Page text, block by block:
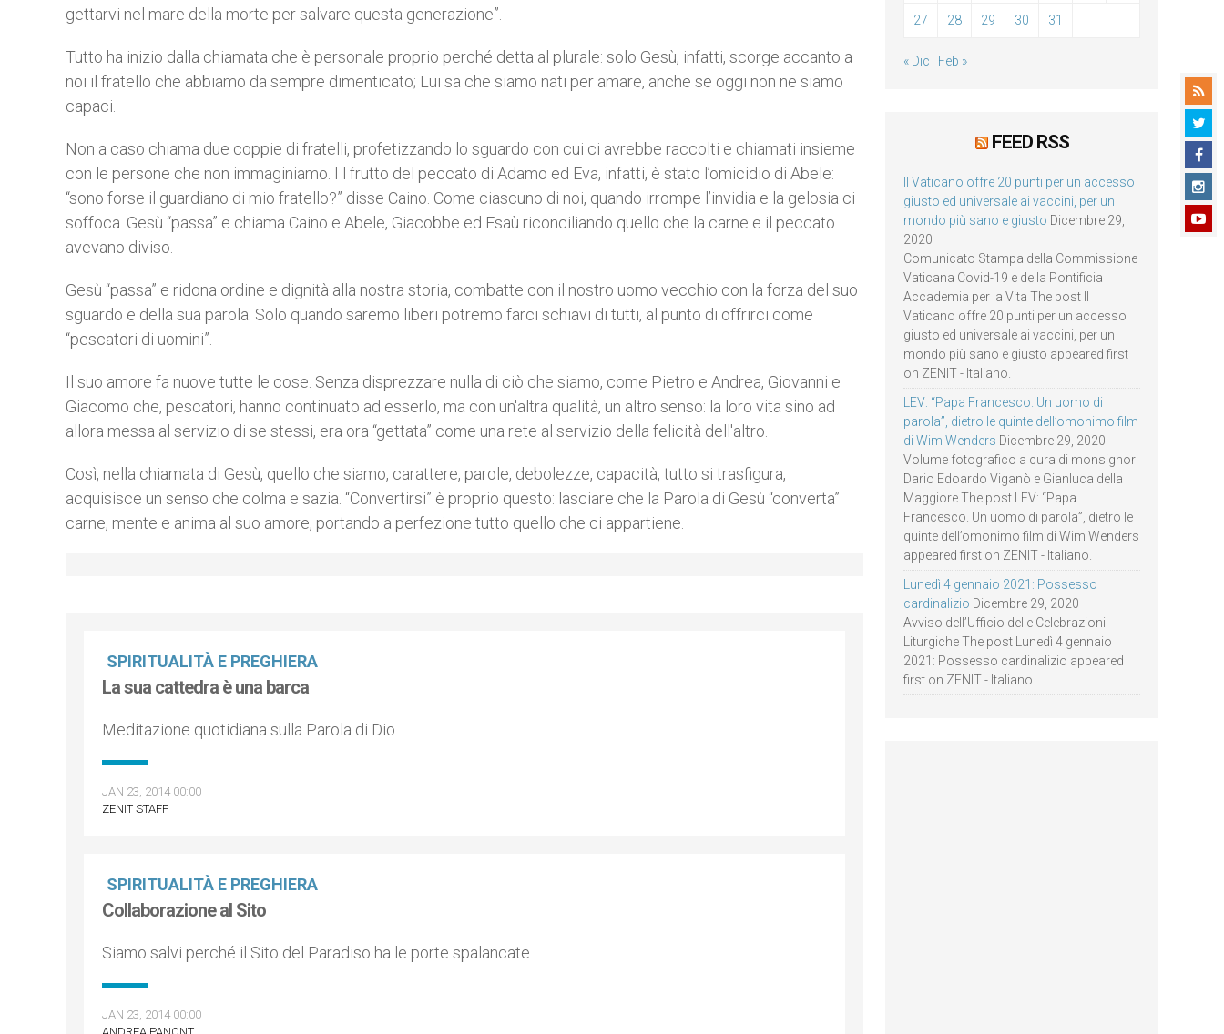
gettarvi nel mare della morte per salvare questa generazione”.
Tutto ha inizio dalla chiamata che è personale proprio perché detta al plurale: solo Gesù, infatti, scorge accanto a
noi il fratello che abbiamo da sempre dimenticato; Lui sa che siamo nati per amare, anche se oggi non ne siamo
capaci.
Non a caso chiama due coppie di fratelli, profetizzando lo sguardo con cui ci avrebbe raccolti e chiamati insieme
con le persone che non immaginiamo. I l frutto del peccato di Adamo ed Eva, infatti, è stato l’omicidio di Abele:
“sono forse il guardiano di mio fratello?” disse Caino. Come ciascuno di noi, quando irrompe l’invidia e la gelosia ci
soffoca. Gesù “passa” e chiama Caino e Abele, Giacobbe ed Esaù riconciliando quello che la carne e il peccato
avevano diviso.
Gesù “passa” e ridona ordine e dignità alla nostra storia, combatte con il nostro uomo vecchio con la forza del suo
sguardo e della sua parola. Solo quando saremo liberi potremo farci schiavi di tutti, al punto di offrirci come
“pescatori di uomini”.
Il suo amore fa nuove tutte le cose. Senza disprezzare nulla di ciò che siamo, come Pietro e Andrea, Giovanni e
Giacomo che, pescatori, hanno continuato ad esserlo, ma con un'altra qualità, un altro senso: la loro vita sino ad
allora messa al servizio di se stessi, era ora “gettata” come una rete al servizio della felicità dell'altro.
Così, nella chiamata di Gesù, quello che siamo, carattere, parole, debolezze, capacità, tutto si trasfigura,
acquisisce un senso che colma e sazia. “Convertirsi” è proprio questo: lasciare che la Parola di Gesù “converta”
carne, mente e anima al suo amore, portando a perfezione tutto quello che ci appartiene.
SPIRITUALITÀ E PREGHIERA
La sua cattedra è una barca
Meditazione quotidiana sulla Parola di Dio
JAN 23, 2014 00:00
ZENIT STAFF
SPIRITUALITÀ E PREGHIERA
Collaborazione al Sito
Siamo salvi perché il Sito del Paradiso ha le porte spalancate
JAN 23, 2014 00:00
27 28 29 30 31
« Dic Feb »
FEED RSS
Il Vaticano offre 20 punti per un accesso
giusto ed universale ai vaccini, per un
mondo più sano e giusto Dicembre 29,
2020
Comunicato Stampa della Commissione
Vaticana Covid-19 e della Pontificia
Accademia per la Vita The post Il
Vaticano offre 20 punti per un accesso
giusto ed universale ai vaccini, per un
mondo più sano e giusto appeared first
on ZENIT - Italiano.
LEV: “Papa Francesco. Un uomo di
parola”, dietro le quinte dell’omonimo film
di Wim Wenders Dicembre 29, 2020
Volume fotografico a cura di monsignor
Dario Edoardo Viganò e Gianluca della
Maggiore The post LEV: “Papa
Francesco. Un uomo di parola”, dietro le
quinte dell’omonimo film di Wim Wenders
appeared first on ZENIT - Italiano.
Lunedì 4 gennaio 2021: Possesso
cardinalizio Dicembre 29, 2020
Avviso dell’Ufficio delle Celebrazioni
Liturgiche The post Lunedì 4 gennaio
2021: Possesso cardinalizio appeared
first on ZENIT - Italiano.